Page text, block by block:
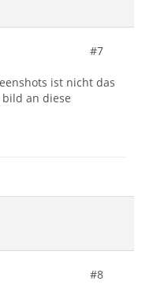
#7
ist nicht das
an diese
#8